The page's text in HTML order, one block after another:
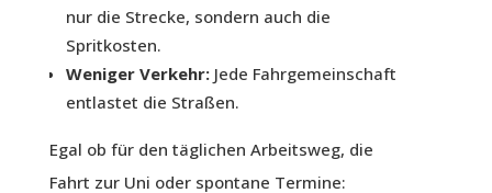
nur die Strecke, sondern auch die
Spritkosten.
Weniger Verkehr:Jede Fahrgemeinschaft
entlastet die Straßen.
Egal ob für den täglichen Arbeitsweg, die
Fahrt zur Uni oder spontane Termine: